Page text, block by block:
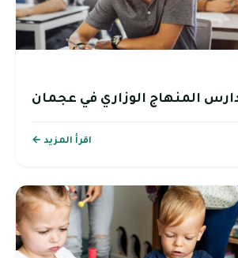
المنهاج الوزاري في عجمان
اقرأ المزيد ←